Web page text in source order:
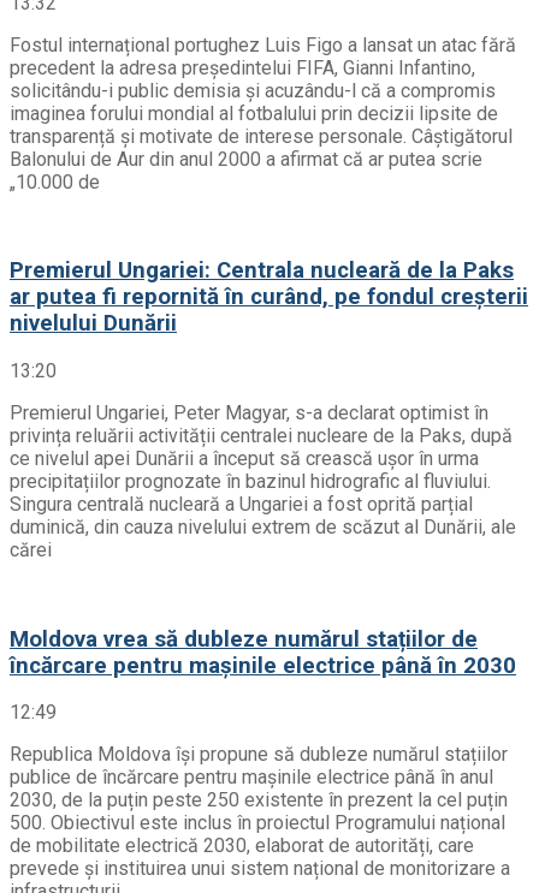
Fostul internațional portughez Luis Figo a lansat un atac fără
precedent la adresa președintelui FIFA, Gianni Infantino,
solicitându-i public demisia și acuzându-l că a compromis
imaginea forului mondial al fotbalului prin decizii lipsite de
transparență și motivate de interese personale. Câștigătorul
Balonului de Aur din anul 2000 a afirmat că ar putea scrie
„10.000 de
Premierul Ungariei: Centrala nucleară de la Paks
ar putea fi repornită în curând, pe fondul creșterii
nivelului Dunării
13:20
Premierul Ungariei, Peter Magyar, s-a declarat optimist în
privința reluării activității centralei nucleare de la Paks, după
ce nivelul apei Dunării a început să crească ușor în urma
precipitațiilor prognozate în bazinul hidrografic al fluviului.
Singura centrală nucleară a Ungariei a fost oprită parțial
duminică, din cauza nivelului extrem de scăzut al Dunării, ale
cărei
Moldova vrea să dubleze numărul stațiilor de
încărcare pentru mașinile electrice până în 2030
12:49
Republica Moldova își propune să dubleze numărul stațiilor
publice de încărcare pentru mașinile electrice până în anul
2030, de la puțin peste 250 existente în prezent la cel puțin
500. Obiectivul este inclus în proiectul Programului național
de mobilitate electrică 2030, elaborat de autorități, care
prevede și instituirea unui sistem național de monitorizare a